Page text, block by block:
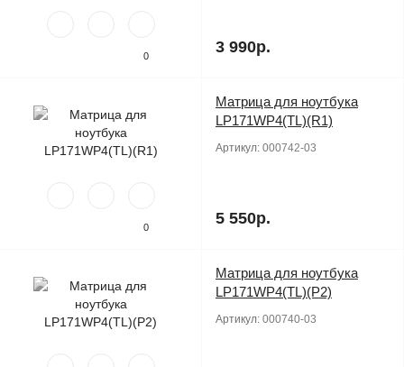
0 3 990р.
0
Матрица для ноутбука
LP171WP4(TL)(R1)
Артикул: 000742-03
5 550р.
Матрица для ноутбука
LP171WP4(TL)(P2)
Артикул: 000740-03